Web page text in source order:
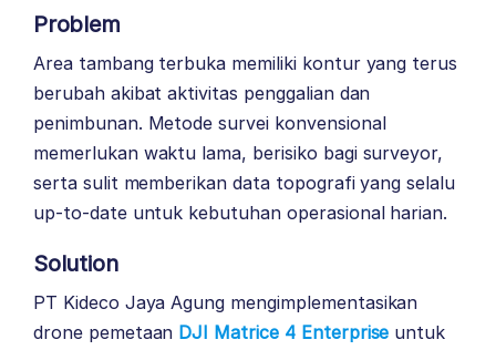
Problem
Area tambang terbuka memiliki kontur yang terus
berubah akibat aktivitas penggalian dan
penimbunan. Metode survei konvensional
memerlukan waktu lama, berisiko bagi surveyor,
serta sulit memberikan data topografi yang selalu
up-to-date untuk kebutuhan operasional harian.
Solution
PT Kideco Jaya Agung mengimplementasikan
drone pemetaan DJI Matrice 4 Enterprise untuk